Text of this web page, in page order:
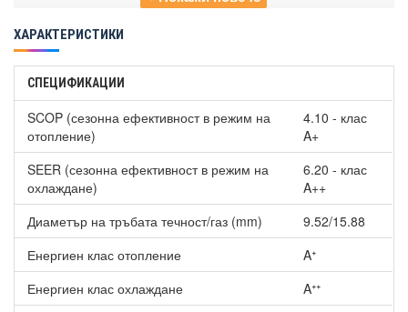
ХАРАКТЕРИСТИКИ
СПЕЦИФИКАЦИИ
SCOP (сезонна ефективност в режим на
отопление)
4.10 - клас
A+
SEER (сезонна ефективност в режим на
охлаждане)
6.20 - клас
A++
Диаметър на тръбата течност/газ (mm)
9.52/15.88
Енергиен клас отопление
Aᐩ
Енергиен клас охлаждане
Aᐩᐩ